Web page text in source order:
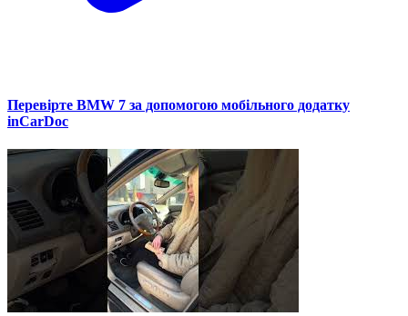
Перевірте BMW 7 за допомогою мобільного додатку
inCarDoc